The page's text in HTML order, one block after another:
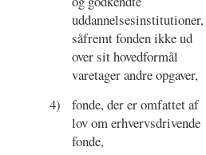
uddannelsesinstitutioner,
såfremt fonden ikke ud
over sit hovedformål
varetager andre opgaver,
4)
fonde, der er omfattet af
lov om erhvervsdrivende
fonde,